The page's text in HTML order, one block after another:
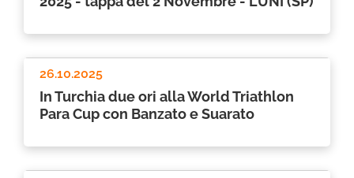
26.10.2025
In Turchia due ori alla World Triathlon
Para Cup con Banzato e Suarato